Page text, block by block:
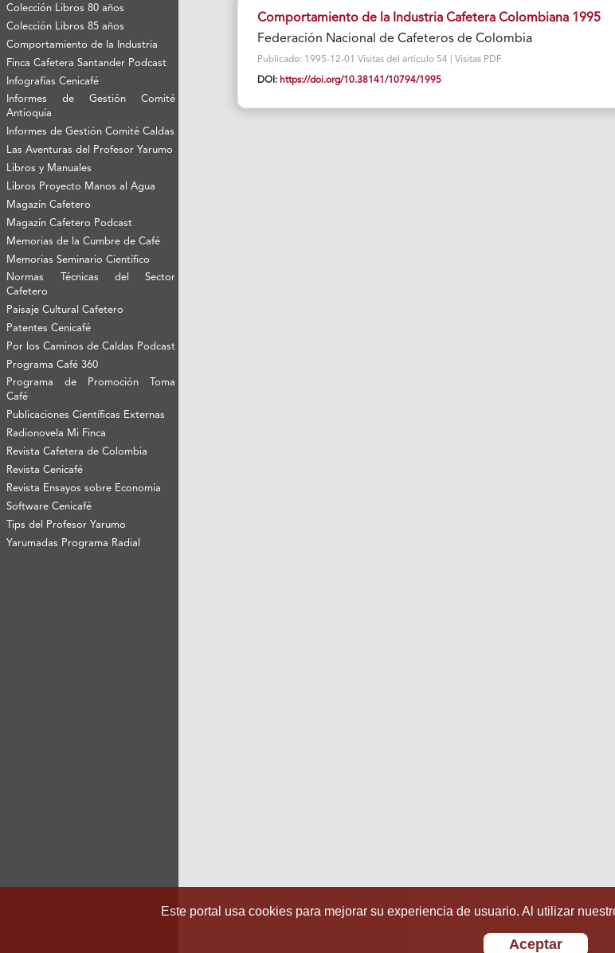
Colección Libros 80 años
Colección Libros 85 años
Comportamiento de la Industria
Finca Cafetera Santander Podcast
Infografías Cenicafé
Informes de Gestión Comité
Antioquía
Informes de Gestión Comité Caldas
Las Aventuras del Profesor Yarumo
Libros y Manuales
Libros Proyecto Manos al Agua
Magazín Cafetero
Magazín Cafetero Podcast
Memorias de la Cumbre de Café
Memorias Seminario Científico
Normas Técnicas del Sector
Cafetero
Paisaje Cultural Cafetero
Patentes Cenicafé
Por los Caminos de Caldas Podcast
Programa Café 360
Programa de Promoción Toma
Café
Publicaciones Científicas Externas
Radionovela Mi Finca
Revista Cafetera de Colombia
Revista Cenicafé
Revista Ensayos sobre Economía
Software Cenicafé
Tips del Profesor Yarumo
Yarumadas Programa Radial
Comportamiento de la Industria Cafetera Colombiana 1995
Federación Nacional de Cafeteros de Colombia
Publicado: 1995-12-01 Visitas del artículo 54 | Visitas PDF
DOI: https://doi.org/10.38141/10794/1995
Este portal usa cookies para mejorar su experiencia de usuario. Al utilizar
Aceptar